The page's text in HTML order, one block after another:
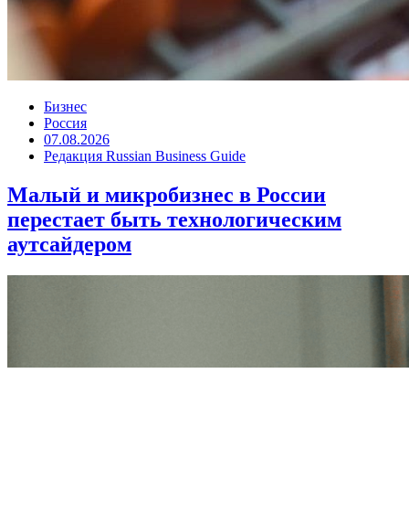
Бизнес
Россия
07.08.2026
Редакция Russian Business Guide
Малый и микробизнес в России
перестает быть технологическим
аутсайдером